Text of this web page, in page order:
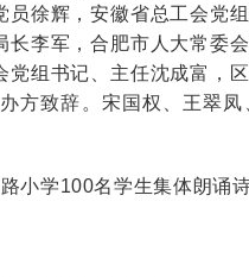
徐辉，安徽省总工会党
李军，合肥市人大常委
组书记、主任沈成富，
方致辞。宋国权、王翠
学100名学生集体朗诵